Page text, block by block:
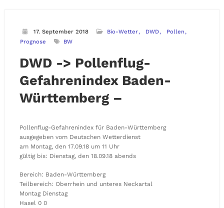
17. September 2018 Bio-Wetter DWD
Pollen
Prognose
BW
DWD -> Pollenflug-
Gefahrenindex Baden-
Württemberg –
Pollenflug-Gefahrenindex für Baden-Württemberg
ausgegeben vom Deutschen Wetterdienst
am Montag, den 17.09.18 um 11 Uhr
gültig bis: Dienstag, den 18.09.18 abends
Bereich: Baden-Württemberg
Teilbereich: Oberrhein und unteres Neckartal
Montag Dienstag
Hasel 0 0